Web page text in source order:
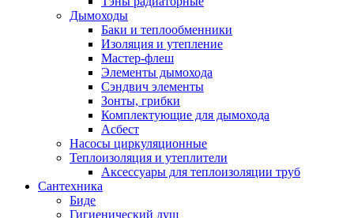
Дымоходы
Баки и теплообменники
Изоляция и утепление
Мастер-флеш
Элементы дымохода
Сэндвич элементы
Зонты, грибки
Комплектующие для дымохода
Асбест
Насосы циркуляционные
Теплоизоляция и утеплители
Аксессуары для теплоизоляции труб
Сантехника
Биде
Гигиенический душ